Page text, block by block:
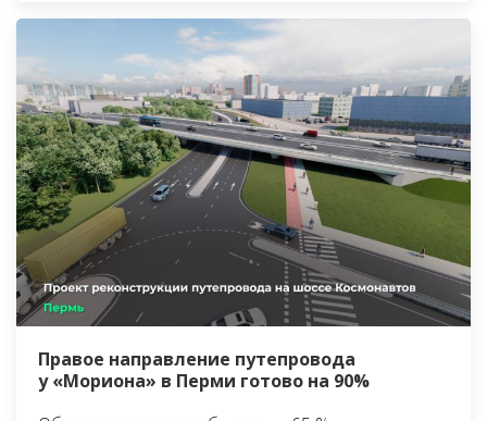
Правое направление путепровода
у «Мориона» в Перми готово на 90%